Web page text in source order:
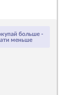
больше -
меньше